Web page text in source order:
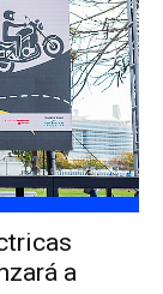
a